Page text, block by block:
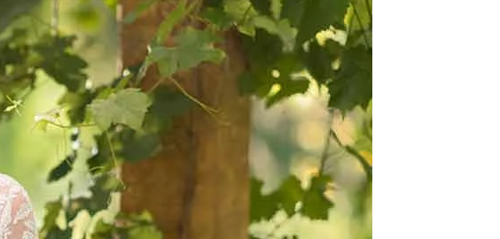
WINTER
SILHOUETTEN
A-LINIE
BALLKLEID
ETUI-LINIE
MEERJUNGFRAU
AUSSCHNITTE
ECKIGER AUSSCHNITT
HERZAUSSCHNITT